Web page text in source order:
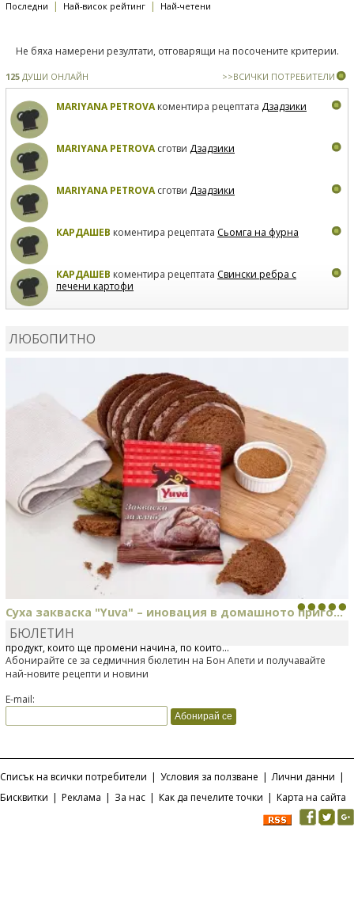
Последни | Най-висок рейтинг | Най-четени
Не бяха намерени резултати, отговарящи на посочените критерии.
125 ДУШИ ОНЛАЙН >>ВСИЧКИ ПОТРЕБИТЕЛИ
MARIYANA PETROVAкоментира рецептата Дзадзики
MARIYANA PETROVAсготви Дзадзики
MARIYANA PETROVAсготви Дзадзики
КАРДАШЕВ коментира рецептата Сьомга на фурна
КАРДАШЕВ коментира рецептата Свински ребра с
печени картофи
ЛЮБОПИТНО
Суха закваска "Yuva" – иновация в домашното приго...
Отскоро Лесафр България стартира предлагането на изцяло нов
продукт, който ще промени начина, по който...
БЮЛЕТИН
Абонирайте се за седмичния бюлетин на Бон Апети и получавайте
най-новите рецепти и новини
E-mail:
Списък на всички потребители | Условия за ползване | Лични данни |
Бисквитки | Реклама | За нас | Как да печелите точки | Карта на сайта